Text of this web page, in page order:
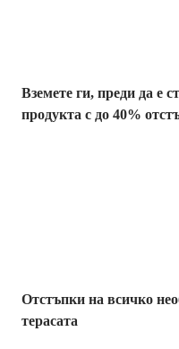
Вземете ги, преди да е
продукта с до 40%
Отстъпки на всичко
терасата